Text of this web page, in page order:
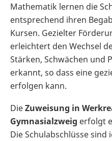
Mathematik lernen die
entsprechend ihren
Kursen. Gezielter
erleichtert den Wechsel
Stärken, Schwächen und
erkannt, so dass eine
erfolgen kann.
DieZuweisung in
Gymnasialzweig erfolgt
Die Schulabschlüsse